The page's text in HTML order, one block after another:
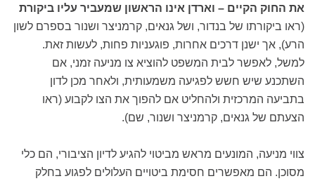
את החוק הקיים – וארדן אינו הראשון שמעביר עליו ביקורת
(ראו ביקורתו של בנדור, ושל גנאים, קרמניצר ושנור בספרם לשון
הרע), אך ישנן דרכים אחרות, פוגעניות פחות, לעשות זאת.
למשל, לאפשר לבית המשפט להוציא צו מניעה זמני, אם
השתכנע שיש חשש לפגיעה משמעותית, ולאחר מכן לדון
בתביעה המרכזית ולהחליט אם להפוך את הצו לקבוע (ראו
הצעתם של גנאים, קרמניצר ושנור, שם).
צווי מניעה, המונעים מראש מביטוי להגיע לדיון הציבורי, הם כלי
מסוכן. הם מאפשרים חסימת ביטויים העלולים לפגוע בחלק